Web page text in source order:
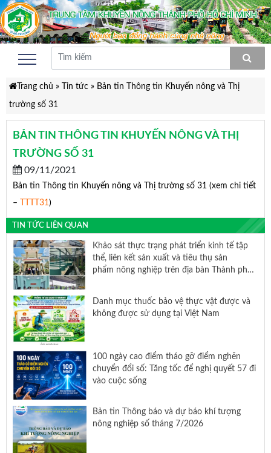
Trang chủ » Tin tức» Bản tin Thông tin Khuyến nông và Thị
trường số 31
BẢN TIN THÔNG TIN KHUYẾN NÔNG VÀ THỊ
TRƯỜNG SỐ 31
09/11/2021
Bản tin Thông tin Khuyến nông và Thị trường số 31 (xem chi tiết
–
TTTT31 )
TIN TỨC LIÊN QUAN
Khảo sát thực trạng phát triển kinh tế tập
thể, liên kết sản xuất và tiêu thụ sản
phẩm nông nghiệp trên địa bàn Thành phố
Danh mục thuốc bảo vệ thực vật được và
không được sử dụng tại Việt Nam
100 ngày cao điểm tháo gỡ điểm nghẽn
chuyển đổi số: Tăng tốc để nghị quyết 57 đi
vào cuộc sống
Bản tin Thông báo và dự báo khí tượng
nông nghiệp số tháng 7/2026